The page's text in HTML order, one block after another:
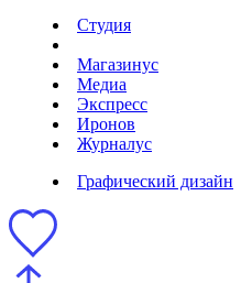
Студия
Магазинус
Медиа
Экспресс
Иронов
Журналус
Графический дизайн